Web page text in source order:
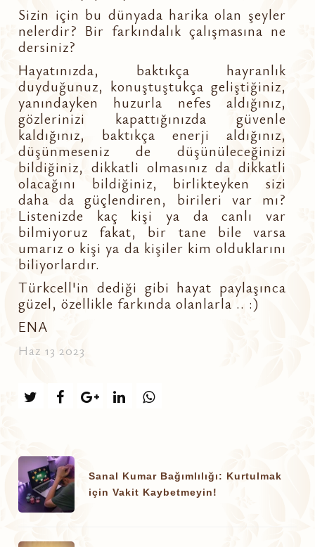
Sizin için bu dünyada harika olan şeyler
nelerdir? Bir farkındalık çalışmasına ne
dersiniz?
Hayatınızda, baktıkça hayranlık
duyduğunuz, konuştuştukça geliştiğiniz,
yanındayken huzurla nefes aldığınız,
gözlerinizi kapattığınızda güvenle
kaldığınız, baktıkça enerji aldığınız,
düşünmeseniz de düşünüleceğinizi
bildiğiniz, dikkatli olmasınız da dikkatli
olacağını bildiğiniz, birlikteyken sizi
daha da güçlendiren, birileri var mı?
Listenizde kaç kişi ya da canlı var
bilmiyoruz fakat, bir tane bile varsa
umarız o kişi ya da kişiler kim olduklarını
biliyorlardır.
Türkcell'in dediği gibi hayat paylaşınca
güzel, özellikle farkında olanlarla .. :)
ENA
Haz 13 2023
Sanal Kumar Bağımlılığı: Kurtulmak
için Vakit Kaybetmeyin!